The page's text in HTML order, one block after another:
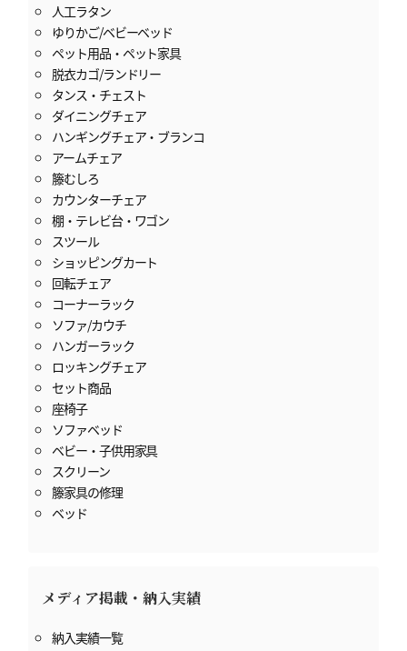
人工ラタン
ゆりかご/ベビーベッド
ペット用品・ペット家具
脱衣カゴ/ランドリー
タンス・チェスト
ダイニングチェア
ハンギングチェア・ブランコ
アームチェア
籐むしろ
カウンターチェア
棚・テレビ台・ワゴン
スツール
ショッピングカート
回転チェア
コーナーラック
ソファ/カウチ
ハンガーラック
ロッキングチェア
セット商品
座椅子
ソファベッド
ベビー・子供用家具
スクリーン
籐家具の修理
ベッド
メディア掲載・納入実績
納入実績一覧